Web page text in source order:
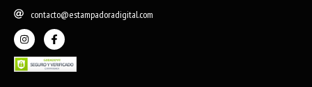
contacto@estampadoradigital.com